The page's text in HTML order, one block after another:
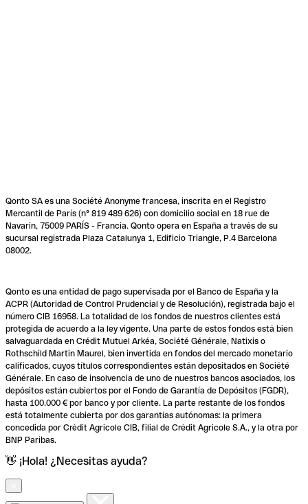
Qonto SA es una Société Anonyme francesa, inscrita en el Registro
Mercantil de París (n° 819 489 626) con domicilio social en 18 rue de
Navarin, 75009 PARÍS - Francia. Qonto opera en España a través de su
sucursal registrada Plaza Catalunya 1, Edificio Triangle, P.4 Barcelona
08002.
Qonto es una entidad de pago supervisada por el Banco de España y la
ACPR (Autoridad de Control Prudencial y de Resolución), registrada bajo el
número CIB 16958. La totalidad de los fondos de nuestros clientes está
protegida de acuerdo a la ley vigente. Una parte de estos fondos está bien
salvaguardada en Crédit Mutuel Arkéa, Société Générale, Natixis o
Rothschild Martin Maurel, bien invertida en fondos del mercado monetario
calificados, cuyos títulos correspondientes están depositados en Société
Générale. En caso de insolvencia de uno de nuestros bancos asociados, los
depósitos están cubiertos por el Fondo de Garantía de Depósitos (FGDR),
hasta 100.000 € por banco y por cliente. La parte restante de los fondos
está totalmente cubierta por dos garantías autónomas: la primera
concedida por Crédit Agricole CIB, filial de Crédit Agricole S.A., y la otra por
BNP Paribas.
👋 ¡Hola! ¿Necesitas ayuda?